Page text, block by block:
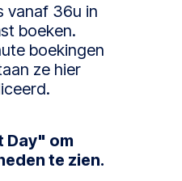
vanaf 36u in
boeken.
boekingen
ze hier
Day" om
te zien.